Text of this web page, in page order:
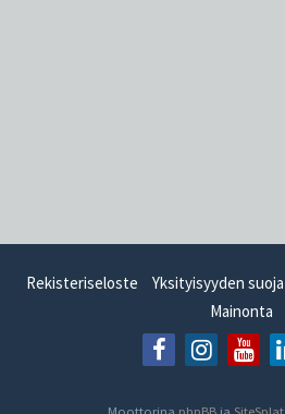
Rekisteriseloste Yksityisyyden suoja
Mainonta